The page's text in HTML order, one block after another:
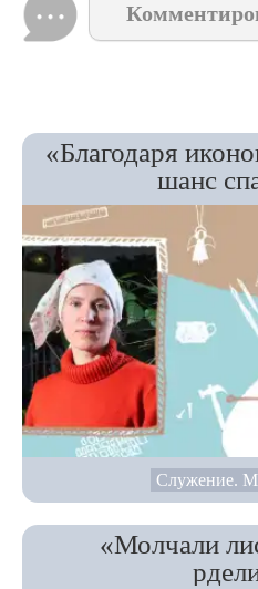
«Благодаря
шанс
Служение.
«Молчали